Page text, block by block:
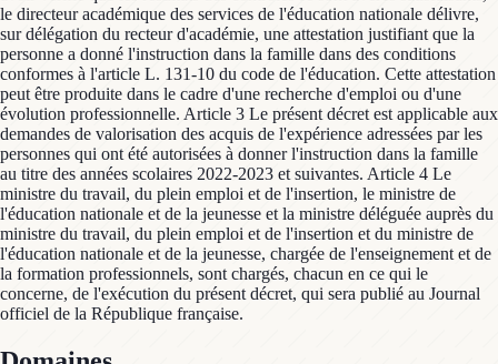
le directeur académique des services de l'éducation nationale délivre,
sur délégation du recteur d'académie, une attestation justifiant que la
personne a donné l'instruction dans la famille dans des conditions
conformes à l'article L. 131-10 du code de l'éducation. Cette attestation
peut être produite dans le cadre d'une recherche d'emploi ou d'une
évolution professionnelle. Article 3 Le présent décret est applicable aux
demandes de valorisation des acquis de l'expérience adressées par les
personnes qui ont été autorisées à donner l'instruction dans la famille
au titre des années scolaires 2022-2023 et suivantes. Article 4 Le
ministre du travail, du plein emploi et de l'insertion, le ministre de
l'éducation nationale et de la jeunesse et la ministre déléguée auprès du
ministre du travail, du plein emploi et de l'insertion et du ministre de
l'éducation nationale et de la jeunesse, chargée de l'enseignement et de
la formation professionnels, sont chargés, chacun en ce qui le
concerne, de l'exécution du présent décret, qui sera publié au Journal
officiel de la République française.